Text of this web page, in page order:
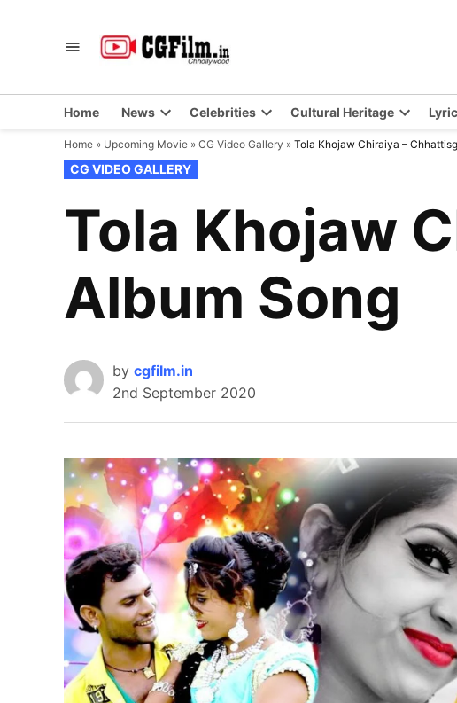
Home News Celebrities Cultural Heritage
Home » Upcoming Movie » CG Video Gallery » Tola Khojaw Chiraiya –
POSTED
IN
CG VIDEO GALLERY
Tola Khojaw
Album Song
by cgfilm.in
2nd September 2020